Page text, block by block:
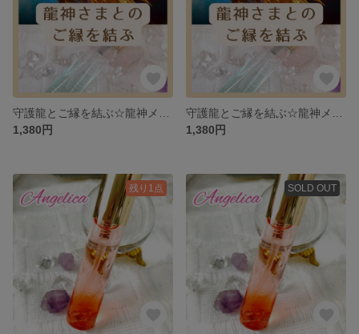
1,380円
1,380円
残り1点 SOLD OUT